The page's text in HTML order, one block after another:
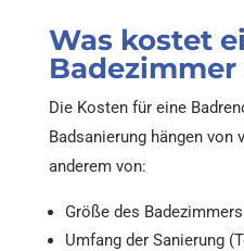
Was kostet
Die Kosten für eine
Badsanierung hängen von
anderem von:
Größe des Badezimmers
Umfang der Sanierung